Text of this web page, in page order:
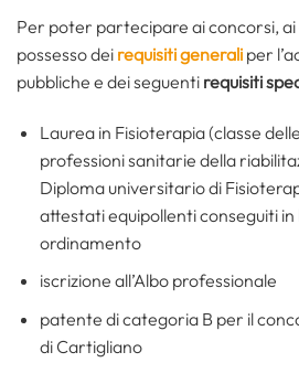
Per poter partecipare ai concorsi,
possesso dei requisiti generali per
pubbliche e dei seguenti requisiti
Laurea in Fisioterapia (classe
professioni sanitarie della
Diploma universitario di
attestati equipollenti conseguiti
ordinamento
iscrizione all’Albo professionale
patente di categoria B per il
di Cartigliano